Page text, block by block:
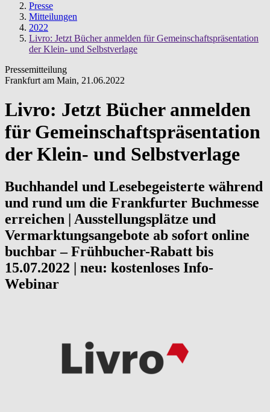
Presse
Mitteilungen
2022
Livro: Jetzt Bücher anmelden für Gemeinschaftspräsentation
der Klein- und Selbstverlage
Pressemitteilung
Frankfurt am Main, 21.06.2022
Livro: Jetzt Bücher anmelden
für Gemeinschaftspräsentation
der Klein- und Selbstverlage
Buchhandel und Lesebegeisterte während
und rund um die Frankfurter Buchmesse
erreichen | Ausstellungsplätze und
Vermarktungsangebote ab sofort online
buchbar – Frühbucher-Rabatt bis
15.07.2022 | neu: kostenloses Info-
Webinar